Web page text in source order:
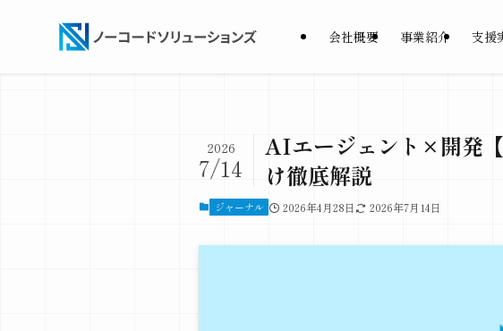
会社概要 事業紹介 支援
AIエージェント×開発
け徹底解説
2026
7/14
ジャーナル 2026年4月28日 2026年7月14日